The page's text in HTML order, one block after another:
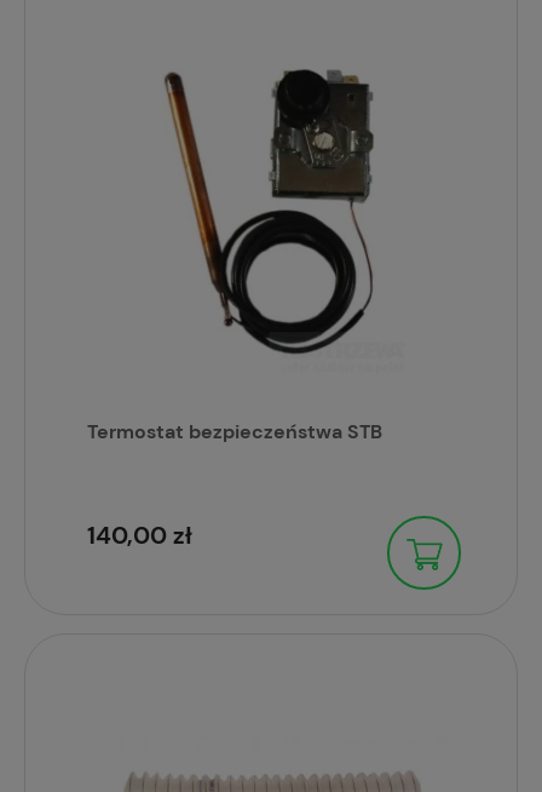
Termostat bezpieczeństwa STB
140,00 zł